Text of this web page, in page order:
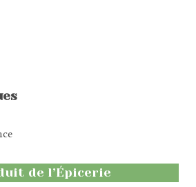
de l’Épicerie